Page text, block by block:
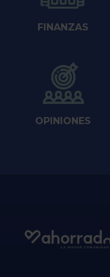
FINANZAS
OPINIONES